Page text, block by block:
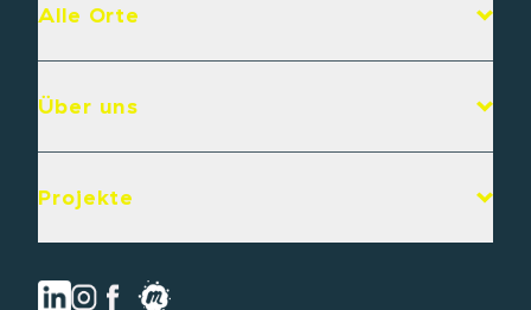
Alle Orte
Über uns
Projekte